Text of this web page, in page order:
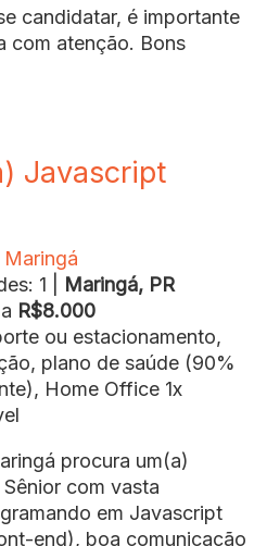
candidatar, é importante
com atenção. Bons
Javascript
1 | Maringá, PR
a R$8.000
ou estacionamento,
plano de saúde (90%
Home Office 1x
procura um(a)
com vasta
em Javascript
end), boa comunicação